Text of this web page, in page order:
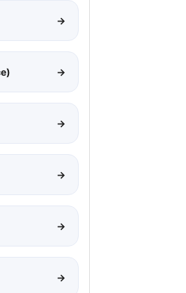
→
→
→
→
→
→